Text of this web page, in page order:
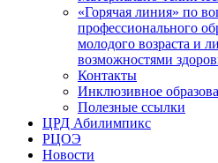
«Горячая линия» по
профессионального
молодого возраста и
возможностями
Контакты
Инклюзивное
Полезные ссылки
ЦРД Абилимпикс
РЦОЭ
Новости